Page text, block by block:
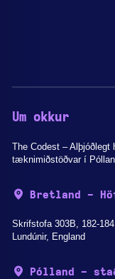
Um okkur
The Codest – Alþjóðlegt
tæknimiðstöðvar í
Bretland -
Skrifstofa 303B, 182-
Lundúnir, England
Pólland -